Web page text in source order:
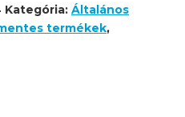
Kategória: Általános
termékek,